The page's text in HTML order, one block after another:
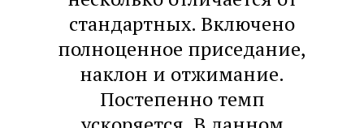
стандартных. Включено
полноценное приседание,
наклон и отжимание.
Постепенно темп